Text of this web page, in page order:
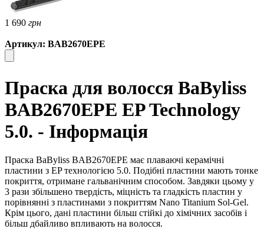
1 690 грн
Артикул: BAB2670EPE
Праска для волосся BaByliss
BAB2670EPE EP Technology
5.0. - Інформація
Праска BaByliss BAB2670EPE має плаваючі керамічні
пластини з EP технологією 5.0. Подібні пластини мають тонке
покриття, отримане гальванічним способом. Завдяки цьому у
3 рази збільшено твердість, міцність та гладкість пластин у
порівнянні з пластинами з покриттям Nano Titanium Sol-Gel.
Крім цього, дані пластини більш стійкі до хімічних засобів і
більш дбайливо впливають на волосся.